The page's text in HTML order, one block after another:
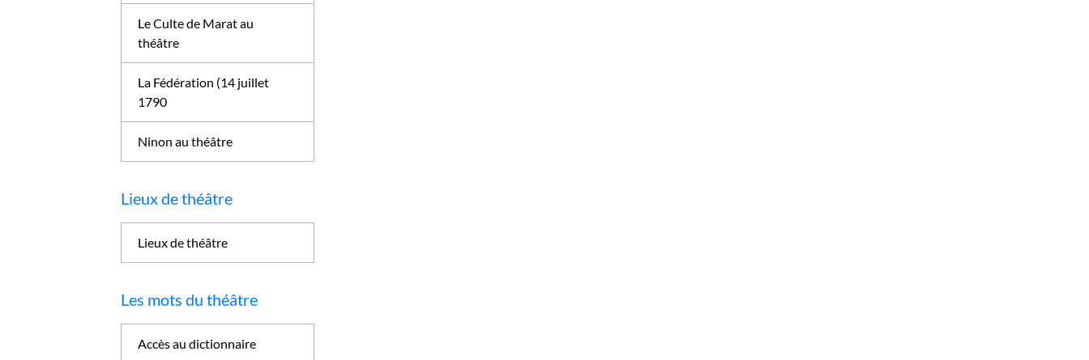
Le Culte de Marat au
théâtre
La Fédération (14 juillet
1790
Ninon au théâtre
Lieux de théâtre
Lieux de théâtre
Les mots du théâtre
Accès au dictionnaire